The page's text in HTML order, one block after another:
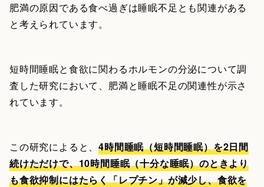
肥満の原因である食べ過ぎは睡眠不足とも関連がある
と考えられています。
短時間睡眠と食欲に関わるホルモンの分泌について調
査した研究において、肥満と睡眠不足の関連性が示さ
れています。
この研究によると、4時間睡眠（短時間睡眠）を2日間
続けただけで、10時間睡眠（十分な睡眠）のときより
も食欲抑制にはたらく「レプチン」が減少し、食欲を